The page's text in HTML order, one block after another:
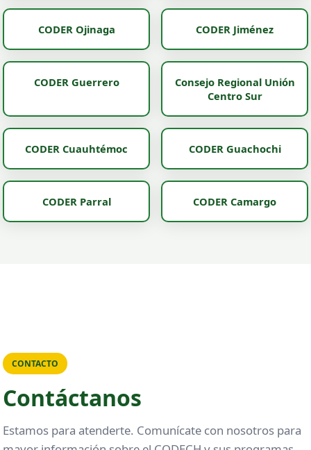
CODER Ojinaga CODER Jiménez
CODER Guerrero
Consejo Regional Unión
Centro Sur
CODER Cuauhtémoc CODER Guachochi
CODER Parral CODER Camargo
CONTACTO
Contáctanos
Estamos para atenderte. Comunícate con nosotros para